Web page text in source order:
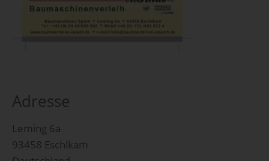
Adresse
Leming 6a
93458 Eschlkam